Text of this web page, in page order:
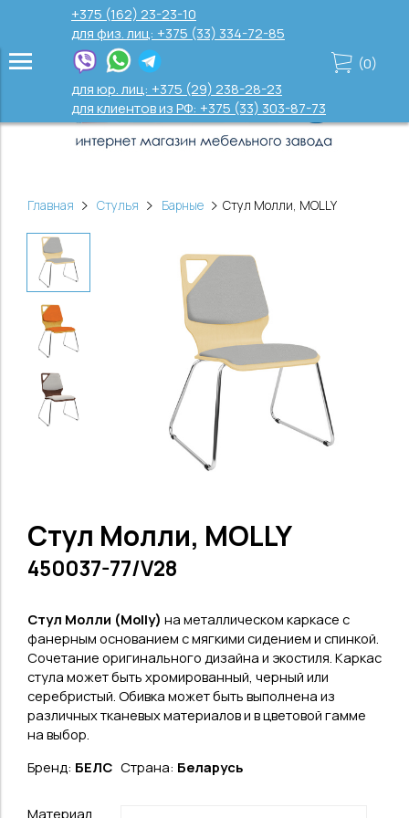
+375 (162) 23-23-10
для физ. лиц: +375 (33) 334-72-85
для юр. лиц: +375 (29) 238-28-23
для клиентов из РФ: +375 (33) 303-87-73
(0)
Главная Стулья Барные Стул Молли, MOLLY
Стул Молли, MOLLY
450037-77/V28
Стул Молли (Molly) на металлическом каркасе с
фанерным основанием с мягкими сидением и спинкой.
Сочетание оригинального дизайна и экостиля. Каркас
стула может быть хромированный, черный или
серебристый. Обивка может быть выполнена из
различных тканевых материалов и в цветовой гамме
на выбор.
Бренд: БЕЛС Страна: Беларусь
Материал